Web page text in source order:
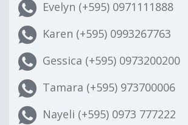
Evelyn (+595) 0971111888
Karen (+595) 0993267763
Gessica (+595) 0973200200
Tamara (+595) 973700006
Nayeli (+595) 0973 777222